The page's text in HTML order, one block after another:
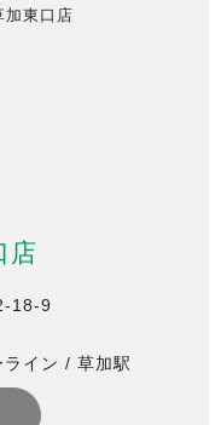
店
18-9
イン / 草加駅